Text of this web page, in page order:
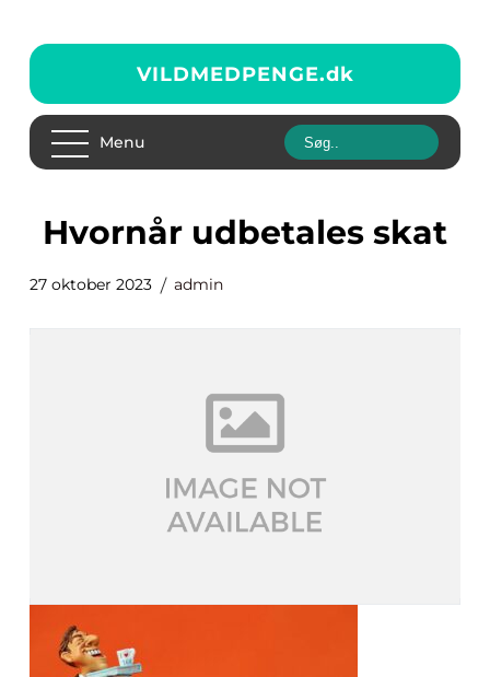
VILDMEDPENGE.dk
Menu
hvornår udbetales skat
27 oktober 2023 admin